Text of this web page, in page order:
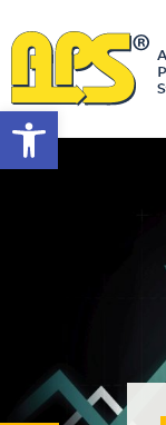
Otwórz pasek narzędzi